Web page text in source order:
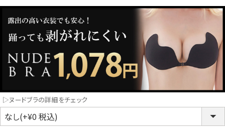
LINE連携でクーポンもらえる!!
同一商品まとめ買いキャンペーン
クリスマス
▷ヌードブラの詳細をチェック